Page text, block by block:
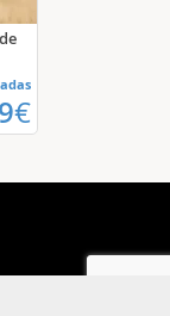
€